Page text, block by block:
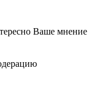
Ваше мнение